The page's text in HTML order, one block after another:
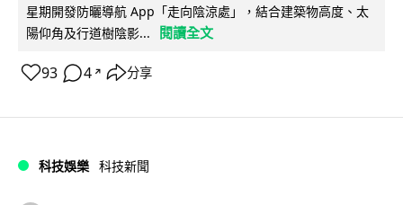
星期開發防曬導航 App「走向陰涼處」，結合建築物高度、太
陽仰角及行道樹陰影...
閱讀全文
93 4 ↗ 分享
科技娛樂 科技新聞